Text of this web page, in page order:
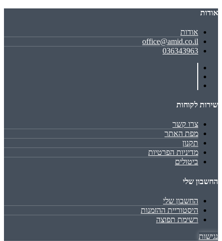
אודות
אודות
office@amid.co.il
036343963
שירות לקוחות
צרו קשר
מפת האתר
תקנון
מדיניות הפרטיות
ביטולים
החשבון שלי
החשבון שלי
היסטוריית ההזמנות
רשימת תפוצה
נגישות